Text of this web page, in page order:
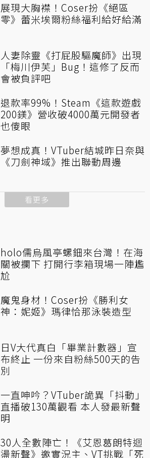
展現大胸襟！Coser扮《絕區
零》蕾米埃爾粉絲福利給好給滿
人妻除靈《打屁股驅魔師》出現
「梅川伊芙」Bug！這修了反而
會被負評吧
退款率99%！Steam《這款遊戲
200鎂》營收破4000萬元開發者
也傻眼
夢想成真！VTuber結城昨日奈與
《刀劍神域》推出聯動周邊
看更多
holo儒烏風亭螺鈿來台灣！在海
關被攔下 打開行李箱現場一陣尷
尬
魔鬼身材！Coser扮《勝利女
神：妮姬》瑪律恰那泳裝造型
日V大代真白「畢業計數器」宣
布終止 一份來自粉絲500天的告
別
一直呻吟？VTuber詭異「抖動」
直播破130萬觀看 本人發最新聲
明
30人全數陣亡！《艾恩葛朗特迴
盪新聲》邀實況主、VT挑戰「死